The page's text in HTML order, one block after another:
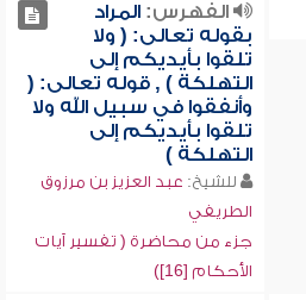
الفهرس:المراد
بقوله تعالى: ( ولا
تلقوا بأيديكم إلى
التهلكة ) , قوله تعالى: (
وأنفقوا في سبيل الله ولا
تلقوا بأيديكم إلى
التهلكة )
للشيخ: عبد العزيز بن مرزوق
الطريفي
جزء من محاضرة ( تفسير آيات
الأحكام [16])